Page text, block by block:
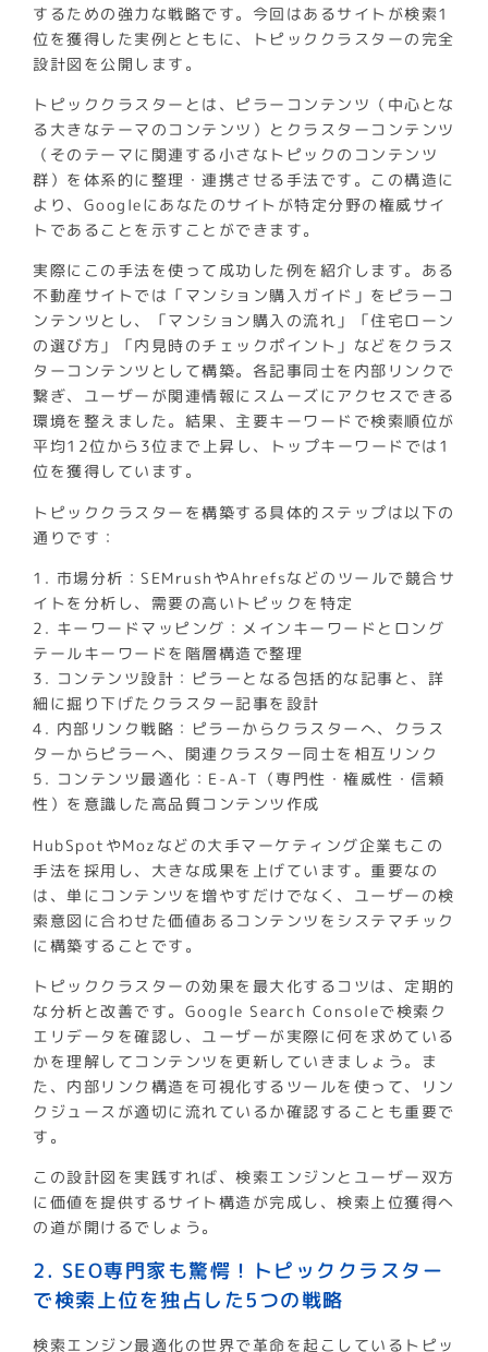
するための強力な戦略です。今回はあるサイトが検索1
位を獲得した実例とともに、トピッククラスターの完全
設計図を公開します。
トピッククラスターとは、ピラーコンテンツ（中心とな
る大きなテーマのコンテンツ）とクラスターコンテンツ
（そのテーマに関連する小さなトピックのコンテンツ
群）を体系的に整理・連携させる手法です。この構造に
より、Googleにあなたのサイトが特定分野の権威サイ
トであることを示すことができます。
実際にこの手法を使って成功した例を紹介します。ある
不動産サイトでは「マンション購入ガイド」をピラーコ
ンテンツとし、「マンション購入の流れ」「住宅ローン
の選び方」「内見時のチェックポイント」などをクラス
ターコンテンツとして構築。各記事同士を内部リンクで
繋ぎ、ユーザーが関連情報にスムーズにアクセスできる
環境を整えました。結果、主要キーワードで検索順位が
平均12位から3位まで上昇し、トップキーワードでは1
位を獲得しています。
トピッククラスターを構築する具体的ステップは以下の
通りです：
1. 市場分析：SEMrushやAhrefsなどのツールで競合サ
イトを分析し、需要の高いトピックを特定
2. キーワードマッピング：メインキーワードとロング
テールキーワードを階層構造で整理
3. コンテンツ設計：ピラーとなる包括的な記事と、詳
細に掘り下げたクラスター記事を設計
4. 内部リンク戦略：ピラーからクラスターへ、クラス
ターからピラーへ、関連クラスター同士を相互リンク
5. コンテンツ最適化：E-A-T（専門性・権威性・信頼
性）を意識した高品質コンテンツ作成
HubSpotやMozなどの大手マーケティング企業もこの
手法を採用し、大きな成果を上げています。重要なの
は、単にコンテンツを増やすだけでなく、ユーザーの検
索意図に合わせた価値あるコンテンツをシステマチック
に構築することです。
トピッククラスターの効果を最大化するコツは、定期的
な分析と改善です。Google Search Consoleで検索ク
エリデータを確認し、ユーザーが実際に何を求めている
かを理解してコンテンツを更新していきましょう。ま
た、内部リンク構造を可視化するツールを使って、リン
クジュースが適切に流れているか確認することも重要で
す。
この設計図を実践すれば、検索エンジンとユーザー双方
に価値を提供するサイト構造が完成し、検索上位獲得へ
の道が開けるでしょう。
2. SEO専門家も驚愕！トピッククラスター
で検索上位を独占した5つの戦略
検索エンジン最適化の世界で革命を起こしているトピッ